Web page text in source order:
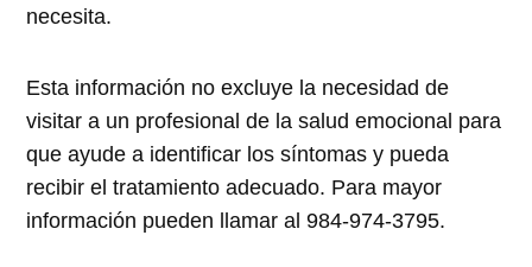
necesita.
Esta información no excluye la necesidad de
visitar a un profesional de la salud emocional para
que ayude a identificar los síntomas y pueda
recibir el tratamiento adecuado. Para mayor
información pueden llamar al 984-974-3795.